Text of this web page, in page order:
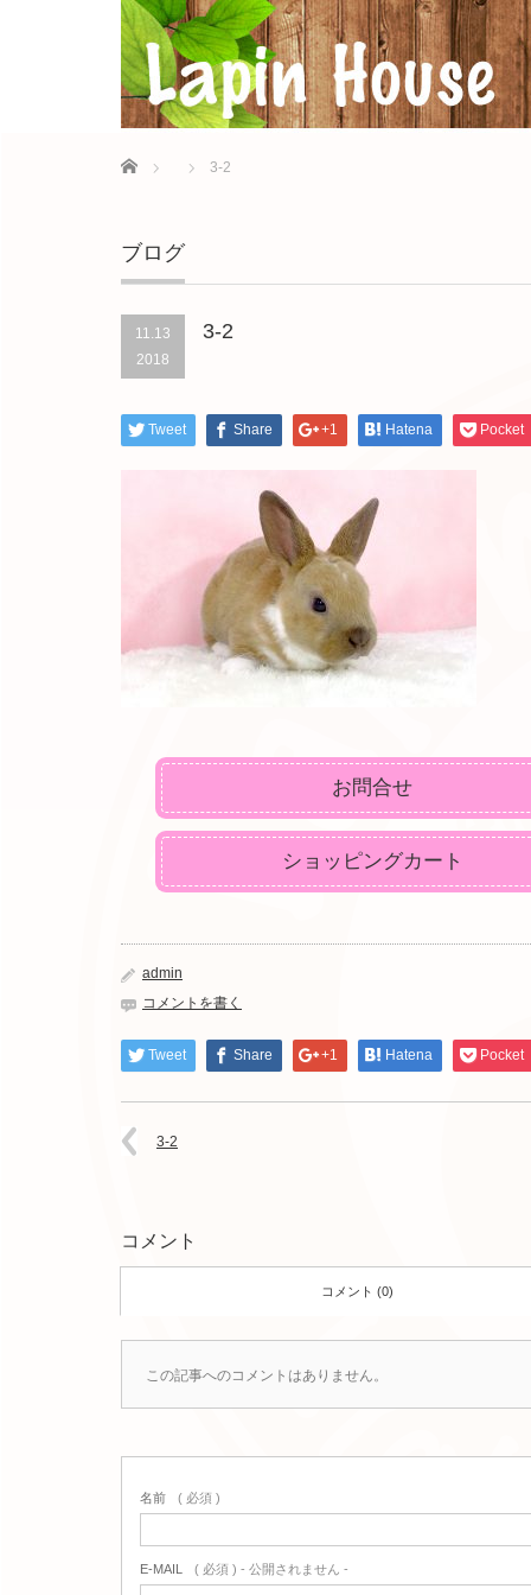
Home 3-2
ブログ
11.13
2018
3-2
Tweet Share +1 Hatena Pocket
お問合せ
ショッピングカート
admin
コメントを書く
Tweet Share +1 Hatena Pocket
3-2
コメント
コメント (0)
この記事へのコメントはありません。
名前 ( 必須 )
E-MAIL ( 必須 ) - 公開されません -